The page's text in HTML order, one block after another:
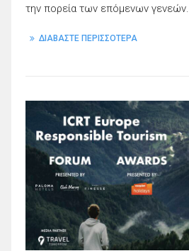
την πορεία των επόμενων γενεών.
ΔΙΑΒΑΣΤΕ ΠΕΡΙΣΣΟΤΕΡΑ